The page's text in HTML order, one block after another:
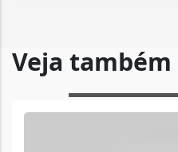
Veja também